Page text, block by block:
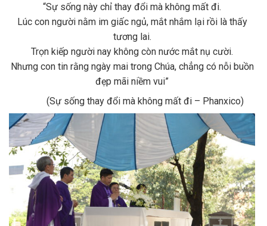
“Sự sống này chỉ thay đổi mà không mất đi.
Lúc con người nằm im giấc ngủ, mắt nhắm lại rồi là thấy
tương lai.
Trọn kiếp người nay không còn nước mắt nụ cười.
Nhưng con tin rằng ngày mai trong Chúa, chẳng có nỗi buồn
đẹp mãi niềm vui”
(Sự sống thay đổi mà không mất đi – Phanxico)